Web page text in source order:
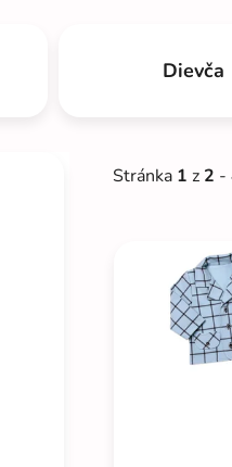
Dievča
Stránka 1 z 2 -